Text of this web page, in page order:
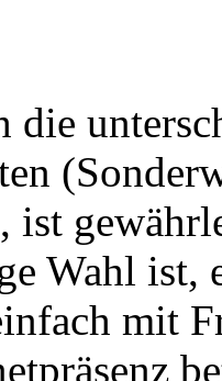
die
ist
Wahl ist,
mit